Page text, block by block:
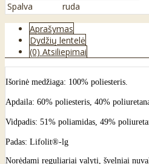
Spalva
ruda
Aprašymas
Dydžių lentelė
(0) Atsiliepimai
Išorinė medžiaga: 100% poliesteris.
Apdaila: 60% poliesteris, 40%
Vidpadis: 51% poliamidas, 49%
Padas: Lifolit®-lg
Norėdami reguliariai valyti, švelniai